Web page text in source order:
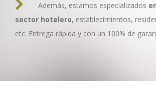
Además, estamos especializados
sector hotelero, establecimientos,
etc. Entrega rápida y con un 100% de